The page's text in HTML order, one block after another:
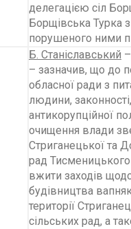
делегацією сіл
Борщівська Турка
порушеного ними
Б. Станіславський
– зазначив, що до
обласної ради з
людини,
антикорупційної
очищення влади
Стриганецької та
рад
вжити заходів
будівництва
території
сільських рад, а